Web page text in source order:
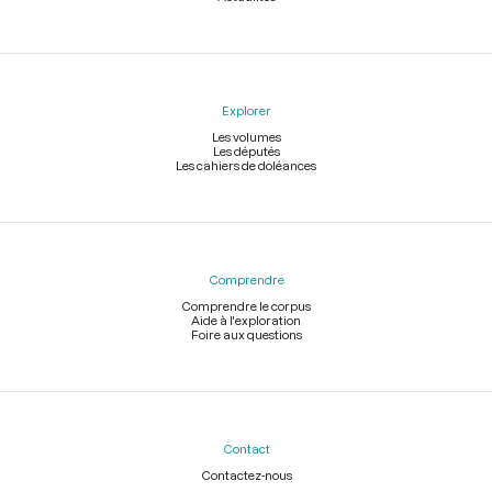
Explorer
Les volumes
Les députés
Les cahiers de doléances
Comprendre
Comprendre le corpus
Aide à l'exploration
Foire aux questions
Contact
Contactez-nous